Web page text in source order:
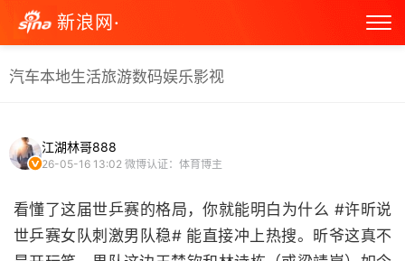
新浪网·
汽车本地生活旅游数码娱乐影视
江湖林哥888
26-05-16 13:02 微博认证：体育博主
看懂了这届世乒赛的格局，你就能明白为什么 #许昕说
世乒赛女队刺激男队稳# 能直接冲上热搜。昕爷这真不